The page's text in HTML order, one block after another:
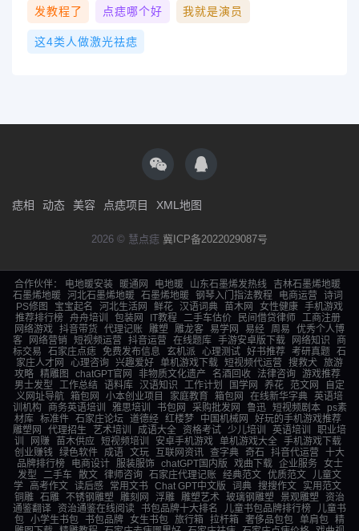
发教程了 点痣哪个好 我就是演员
这4类人做激光祛痣
痣相 动态 美容 点痣项目 XML地图
2026 © 慧点痣 冀ICP备2022029087号
合作伙伴： 电地暖安装 暖通网 电地暖 山东石墨烯发热线
吉林石墨烯地暖
石墨烯地暖
河北石墨烯地暖 石墨烯地暖 钢琴入门指法教程 电商运营
诗词
PS修图
宝宝起名 河北生活网 鲜花 汉语词典 苗木网 女性健康 手机游戏
推荐排行榜
舟舟培训 包装网 IT教程 二手车估价 民间借贷律师
工商注册
网络游戏 抖音带货 代理记账 雕塑 雕龙客 易学网 易经 周易
优秀个人博
客
网络营销 短视频运营 抖音运营 在线题库 手游安卓版下载 网络知识
商
标交易
石家庄点痣 免费发布信息 玄机派 心理测试 好书推荐 考研真题 石
家庄人才网
心理咨询 兴趣爱好 单机游戏下载 短视频代运营 搜救犬 旅游
攻略 精雕图 chatGPT官网 非物质文化遗产 名酒回收 法律咨询 游戏推荐
男士发型
工作总结 语料库 汉语知识 工作计划 国学网 养花 范文网
自定
义网址导航 箱包网 小本创业项目 家庭教育 箱包网 在线新华字典 英语培
训机构
商务英语培训 雅思培训 书包网 采购批发网 鲁迅 短视频剧本
ps素
材库
标准件 石家庄论坛 道德经 红楼梦 中国机械网
好玩的手机游戏推荐
雕塑网
代理招生 艺术培训 成语大全 资格考试 少儿培训 英语培训
职业培
训
网赚 苗木供应 短视频培训 安卓手机游戏 单机游戏大全
手机游戏下载
创业赚钱
绿色软件 成语 文玩 互联网资讯 查字典 奇石 抖音代运营 十大
品牌排行榜
电商设计 服装服饰 chatGPT国内版 戏曲下载 企业服务
女士
发型
二手车 散文 律师咨询 石家庄代理记账 经典范文 优质范文
儿童文
学 高考作文 读后感 常用文书 Chat GPT中文版 词典 搜搜作文
实用范文
铜雕 石雕 不锈钢雕塑 雕刻网 浮雕 雕塑艺术 玻璃钢雕塑 景观雕塑
资治
通鉴翻译
资治通鉴在线阅读 书包品牌十大排名 儿童书包品牌排行榜
儿童书
包 小学生书包 书包品牌 女生书包 旅行箱 拉杆箱 奢侈品包包 单肩包 精